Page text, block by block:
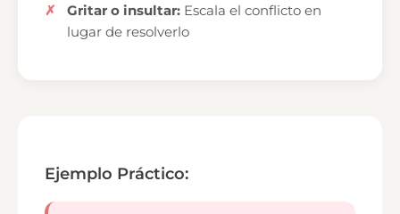
Gritar o insultar: Escala el conflicto en
lugar de resolverlo
Ejemplo Práctico: